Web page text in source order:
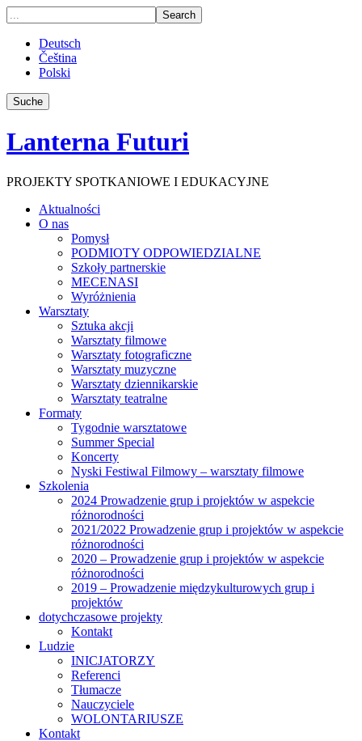
Deutsch
Čeština
Polski
Suche
Lanterna Futuri
PROJEKTY SPOTKANIOWE I EDUKACYJNE
Aktualności
O nas
Pomysł
PODMIOTY ODPOWIEDZIALNE
Szkoły partnerskie
MECENASI
Wyróżnienia
Warsztaty
Sztuka akcji
Warsztaty filmowe
Warsztaty fotograficzne
Warsztaty muzyczne
Warsztaty dziennikarskie
Warsztaty teatralne
Formaty
Tygodnie warsztatowe
Summer Special
Koncerty
Nyski Festiwal Filmowy – warsztaty filmowe
Szkolenia
2024 Prowadzenie grup i projektów w aspekcie
różnorodności
2021/2022 Prowadzenie grup i projektów w aspekcie
różnorodności
2020 – Prowadzenie grup i projektów w aspekcie
różnorodności
2019 – Prowadzenie międzykulturowych grup i
projektów
dotychczasowe projekty
Kontakt
Ludzie
INICJATORZY
Referenci
Tłumacze
Nauczyciele
WOLONTARIUSZE
Kontakt